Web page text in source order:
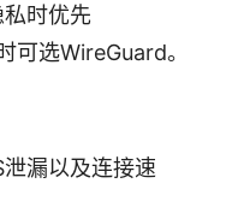
时优先
可选WireGuard。
漏以及连接速